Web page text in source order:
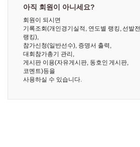
아직 회원이 아니세요?
회원이 되시면
기록조회(개인경기실적, 연도별 랭킹, 선발전
랭킹),
참가신청(일반선수), 증명서 출력,
대회참가총기 관리,
게시판 이용(자유게시판, 동호인 게시판,
코멘트)등을
사용하실 수 있습니다.